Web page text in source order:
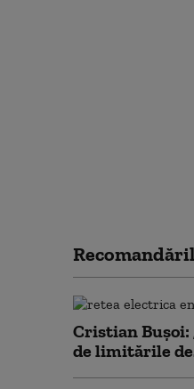
Cristian Bușoi:
de limitările